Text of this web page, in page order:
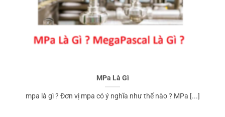
MPa Là Gì
mpa là gì ? Đơn vị mpa có ý nghĩa như thế nào ? MPa [...]